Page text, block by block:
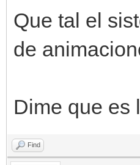
Que tal el
de
Dime que es
Find